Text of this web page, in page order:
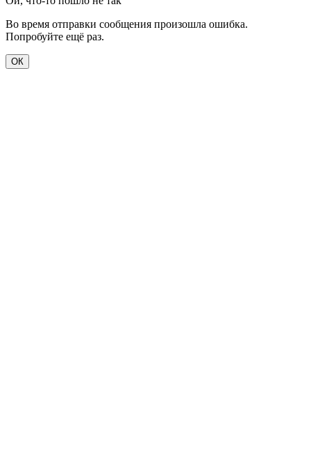
Во время отправки сообщения произошла ошибка.
Попробуйте ещё раз.
ОК